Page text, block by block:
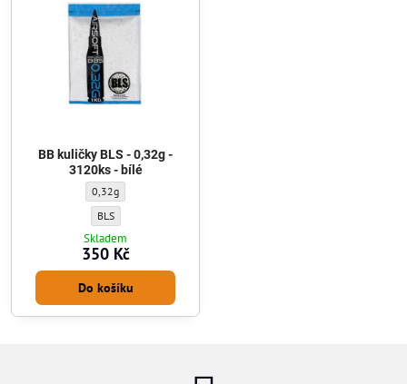
BB kuličky BLS - 0,32g -
3120ks - bílé
BB kuličky BLS - 0,32g - 3120ks - bílé - Gramáž kuliček:
0,32g
BB kuličky BLS - 0,32g - 3120ks - bílé - Výrobce kuliček:
BLS
Skladem
350 Kč
Do košíku